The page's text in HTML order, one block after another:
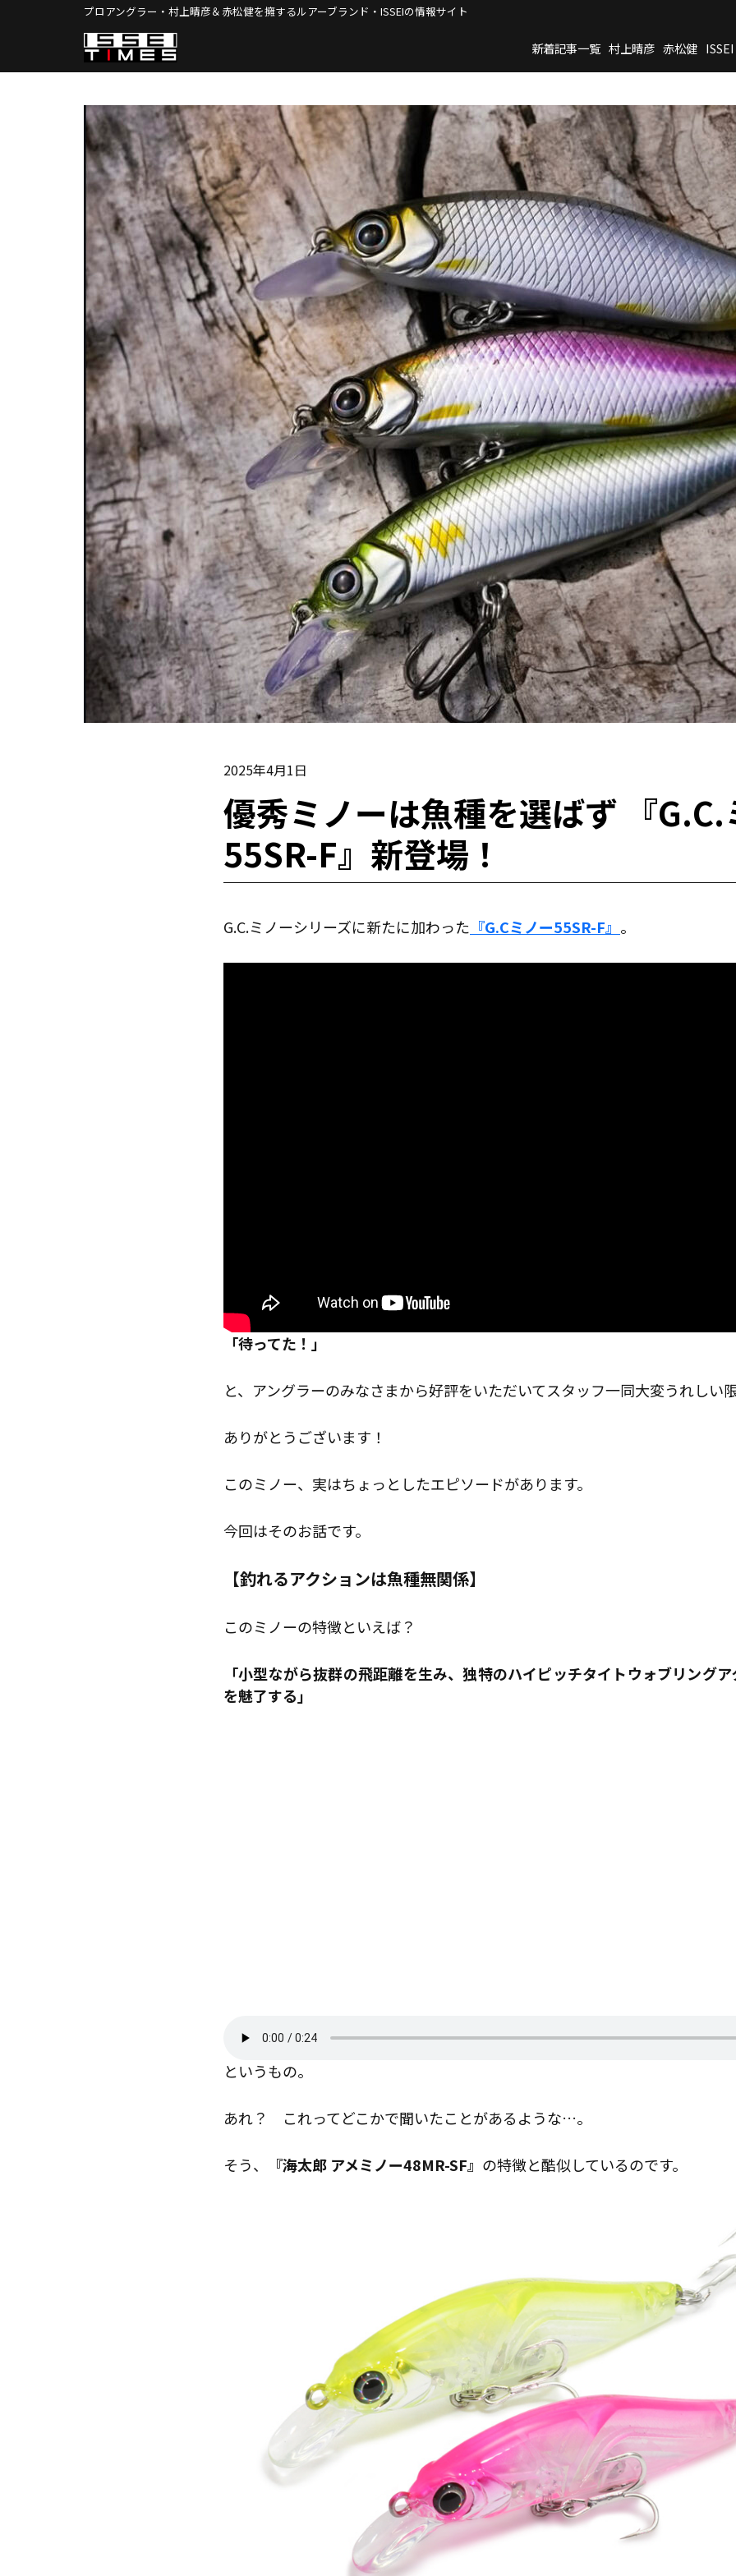
プロアングラー・村上晴彦＆赤松健を擁するルアーブランド・ISSEIの情報サイト
新着記事一覧 村上晴彦 赤松健 ISSEI
2025年4月1日
優秀ミノーは魚種を選ばず 『
55SR-F』新登場！
G.C.ミノーシリーズに新たに加わった 『G.Cミノー55SR-F』 。
「待ってた！」
と、アングラーのみなさまから好評をいただいてスタッフ一同大変うれしい
ありがとうございます！
このミノー、実はちょっとしたエピソードがあります。
今回はそのお話です。
【釣れるアクションは魚種無関係】
このミノーの特徴といえば？
「小型ながら抜群の飛距離を生み、独特のハイピッチタイトウォブリング
を魅了する」
というもの。
あれ？ これってどこかで聞いたことがあるような…。
そう、 『海太郎 アメミノー48MR-SF』 の特徴と酷似しているのです。